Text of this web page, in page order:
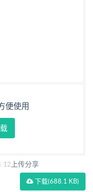
便使用
上传分享
下载(688.1 KB)